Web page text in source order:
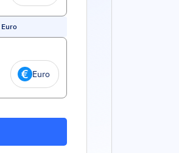
Euro
Euro